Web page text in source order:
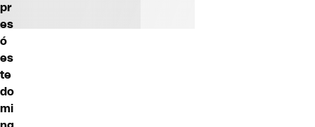
pr
es
ó
es
te
do
mi